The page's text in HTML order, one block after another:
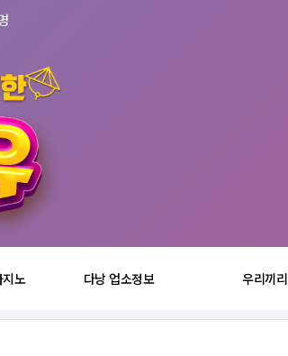
노 다낭 업소정보 우리끼리